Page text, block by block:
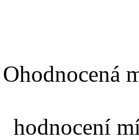
Ohodnocená
hodnocení